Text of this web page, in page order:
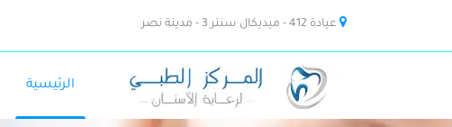
عيادة 412 - ميديكال سنتر 3 - مدينة نصر
الرئيسية